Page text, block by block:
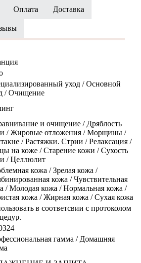
Оплата Доставка
уход / Основной
/ Очищение
и очищение / Дряблость
/ Жировые отложения / Морщины /
/ Растяжки. Стрии / Релаксация /
на коже / Старение кожи / Сухость
/ Целлюлит
кожа / Зрелая кожа /
кожа / Чувствительная
/ Молодая кожа / Нормальная кожа /
кожа / Жирная кожа / Сухая кожа
в соответсвии с протоколом
гамма / Домашняя